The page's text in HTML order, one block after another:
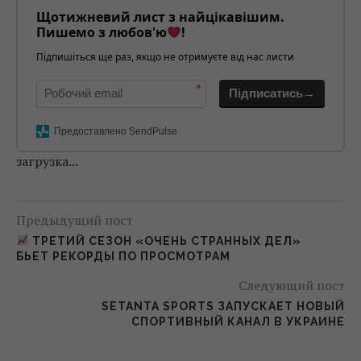
Щотижневий лист з найцікавішим.
Пишемо з любов'ю
!
Підпишіться ще раз, якщо не отримуєте від нас листи
* Підписатись→
Предоставлено SendPulse
загрузка...
Предыдущий пост
ТРЕТИЙ СЕЗОН «ОЧЕНЬ СТРАННЫХ ДЕЛ»
БЬЕТ РЕКОРДЫ ПО ПРОСМОТРАМ
Следующий пост
SETANTA SPORTS ЗАПУСКАЕТ НОВЫЙ
СПОРТИВНЫЙ КАНАЛ В УКРАИНЕ